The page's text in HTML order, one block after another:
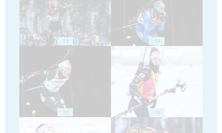
13 14
15 16